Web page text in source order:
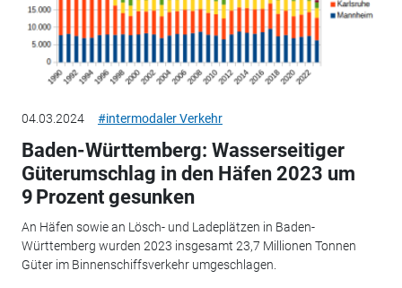
04.03.2024 #intermodaler Verkehr
Baden-Württemberg: Wasserseitiger
Güterumschlag in den Häfen 2023 um
9 Prozent gesunken
An Häfen sowie an Lösch- und Ladeplätzen in Baden-
Württemberg wurden 2023 insgesamt 23,7 Millionen Tonnen
Güter im Binnenschiffsverkehr umgeschlagen.